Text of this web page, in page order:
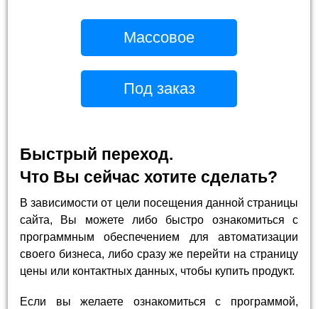
Массовое
Под заказ
Быстрый переход.
Что Вы сейчас хотите сделать?
В зависимости от цели посещения данной страницы
сайта, Вы можете либо быстро ознакомиться с
программным обеспечением для автоматизации
своего бизнеса, либо сразу же перейти на страницу
цены или контактных данных, чтобы купить продукт.
Если вы желаете ознакомиться с программой,